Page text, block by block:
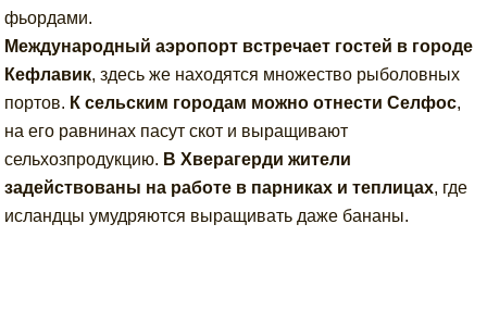
фьордами.
Международный аэропорт встречает гостей в городе
Кефлавик, здесь же находятся множество рыболовных
портов. К сельским городам можно отнести Селфос,
на его равнинах пасут скот и выращивают
сельхозпродукцию. В Хверагерди жители
задействованы на работе в парниках и теплицах, где
исландцы умудряются выращивать даже бананы.